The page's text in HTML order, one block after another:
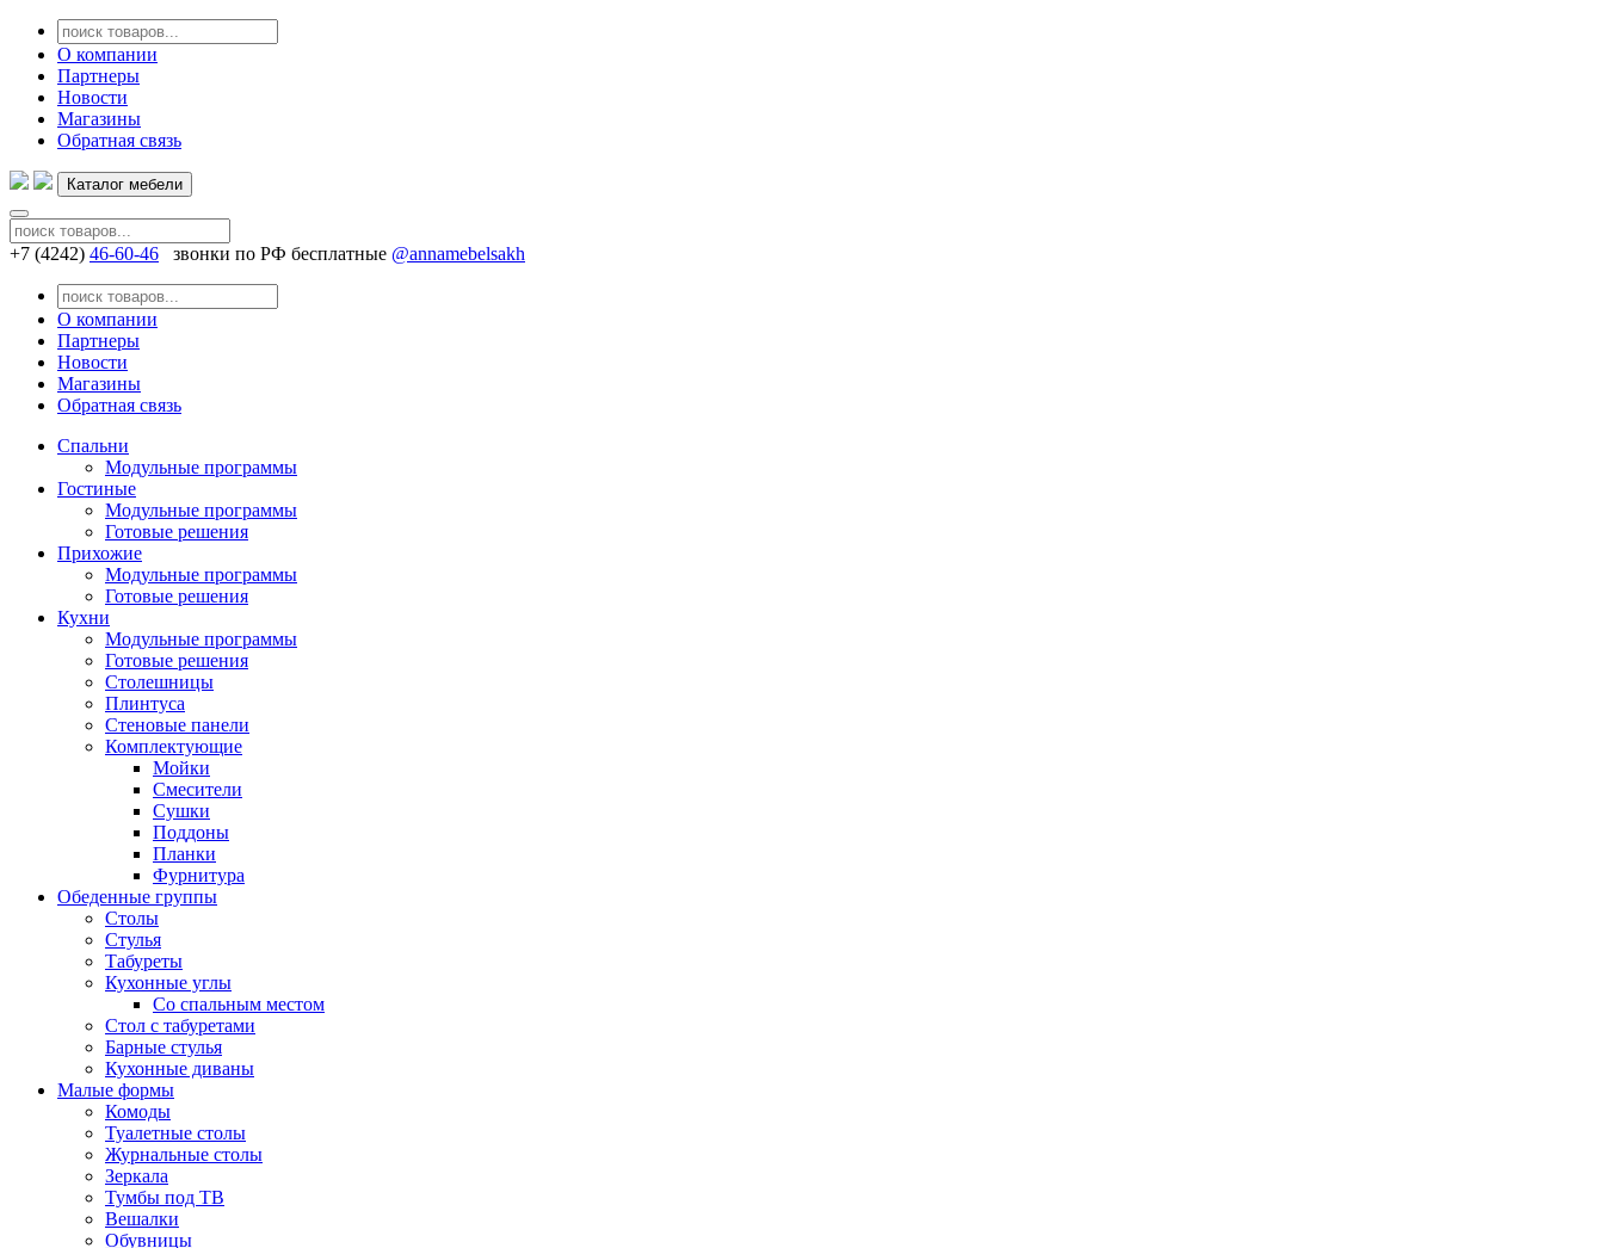
О компании
Партнеры
Новости
Магазины
Обратная связь
Каталог мебели
+7 (4242) 46-60-46 звонки по РФ бесплатные @annamebelsakh
О компании
Партнеры
Новости
Магазины
Обратная связь
Спальни
Модульные программы
Гостиные
Модульные программы
Готовые решения
Прихожие
Модульные программы
Готовые решения
Кухни
Модульные программы
Готовые решения
Столешницы
Плинтуса
Стеновые панели
Комплектующие
Мойки
Смесители
Сушки
Поддоны
Планки
Фурнитура
Обеденные группы
Столы
Стулья
Табуреты
Кухонные углы
Со спальным местом
Стол с табуретами
Барные стулья
Кухонные диваны
Малые формы
Комоды
Туалетные столы
Журнальные столы
Зеркала
Тумбы под ТВ
Вешалки
Обувницы